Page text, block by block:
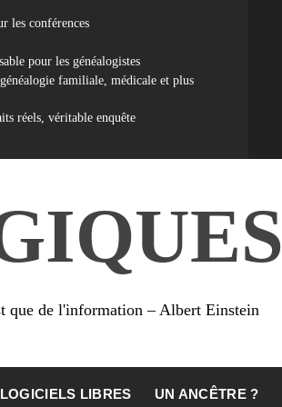
les conférences
pour les généalogistes
familiale, médicale et plus
réels, véritable enquête
que de l'information – Albert Einstein
LOGICIELS LIBRES UN ANCÊTRE ?